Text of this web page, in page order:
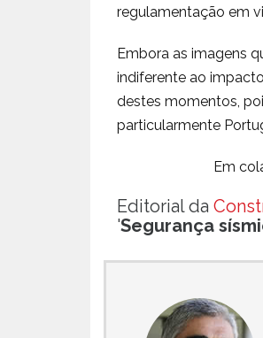
regulamentação em
Embora as imagens
indiferente ao
destes momentos,
particularmente
Em
Editorial da
'Segurança